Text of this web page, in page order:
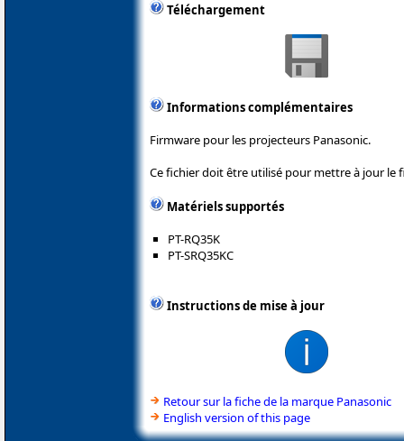
Téléchargement
Informations complémentaires
Firmware pour les projecteurs Panasonic.
Ce fichier doit être utilisé pour mettre à jour le
Matériels supportés
PT-RQ35K
PT-SRQ35KC
Instructions de mise à jour
Retour sur la fiche de la marque Panasonic
English version of this page